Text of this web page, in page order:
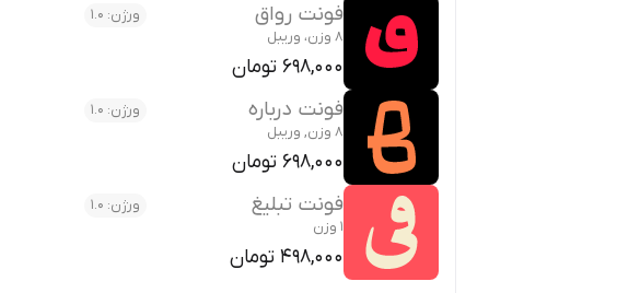
فونت رواق
ورژن: 1.0
8 وزن، وریبل
698,000 تومان
فونت درباره
ورژن: 1.0
8 وزن, وریبل
698,000 تومان
فونت تبلیغ
ورژن: 1.0
1 وزن
498,000 تومان